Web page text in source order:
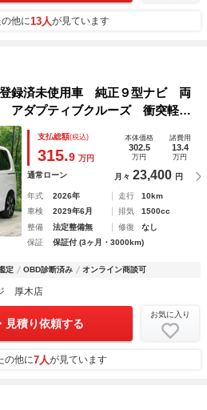
他に13人が見ています
済未使用車 純正９型ナビ 両
アダプティブクルーズ 衝突軽
ヒーター ブラインドスポット
線逸脱警報
支払総額(税込)
315.9 万円
本体価格
302.5
万円
諸費用
13.4
万円
通常ローン 月々 23,400 円
年式 2026年 走行
10km
車検
2029年6月 排気
1500cc
整備
法定整備無 修復
なし
保証
保証付 (3ヶ月・3000km)
定 OBD診断済み オンライン商談可
厚木店
見積り依頼する
お気に入り
の他に7人が見ています